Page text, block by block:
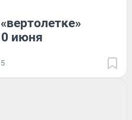
июня